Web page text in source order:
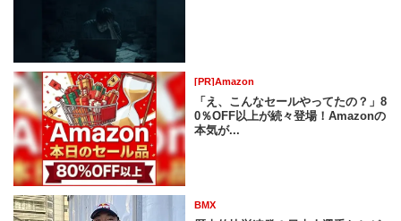
[PR]Amazon
「え、こんなセールやってたの？」8
0％OFF以上が続々登場！Amazonの
本気が...
BMX